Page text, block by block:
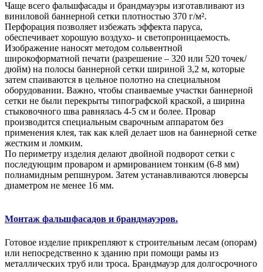
Чаще всего фальшфасады и брандмауэры изготавливают из
виниловой баннерной сетки плотностью 370 г/м².
Перфорация позволяет избежать эффекта паруса,
обеспечивает хорошую воздухо- и светопроницаемость.
Изображение наносят методом сольвентной
широкоформатной печати (разрешение – 320 или 520 точек/
дюйм) на полосы баннерной сетки шириной 3,2 м, которые
затем спаиваются в цельное полотно на специальном
оборудовании. Важно, чтобы спаиваемые участки баннерной
сетки не были перекрыты типографской краской, а ширина
стыковочного шва равнялась 4-5 см и более. Провар
производится специальным сварочным аппаратом без
применения клея, так как клей делает шов на баннерной сетке
жестким и ломким.
По периметру изделия делают двойной подворот сетки с
последующим проваром и армированием тонким (6-8 мм)
полиамидным репшнуром. Затем устанавливаются люверсы
диаметром не менее 16 мм.
Монтаж фальшфасадов и брандмауэров.
Готовое изделие прикрепляют к строительным лесам (опорам)
или непосредственно к зданию при помощи рамы из
металлических труб или троса. Брандмауэр для долгосрочного